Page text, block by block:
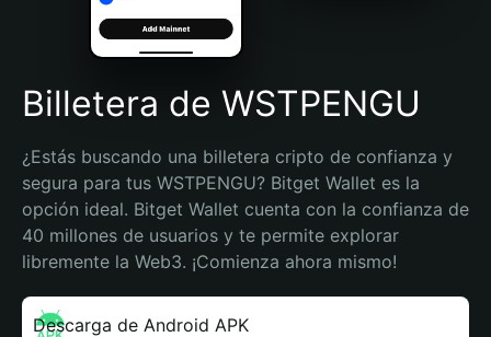
Português (Brasil)
Español (Argentina)
Billetera de WSTPENGU
¿Estás buscando una billetera cripto de confianza y
segura para tus WSTPENGU? Bitget Wallet es la
opción ideal. Bitget Wallet cuenta con la confianza de
40 millones de usuarios y te permite explorar
libremente la Web3. ¡Comienza ahora mismo!
Descarga de Android APK